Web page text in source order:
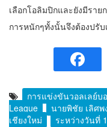
เลือกโอลิมปิกและยังมีราย
การหนักๆทั้งนั้นจึงต้องปรั
การแข่งขันวอลเลย์บ
League
นายพิชัย เลิศพ
เชียงใหม่
ระหว่างวันที่